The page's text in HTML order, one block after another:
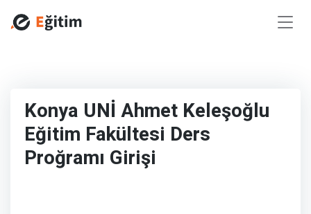
Konya UNİ Ahmet Keleşoğlu
Eğitim Fakültesi Ders
Proğramı Girişi